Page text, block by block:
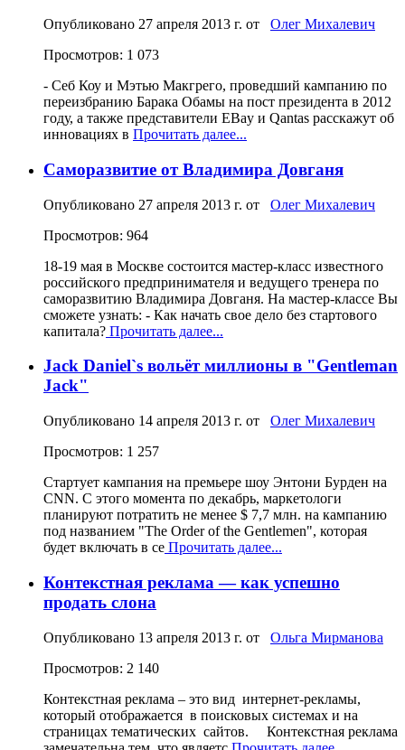
Опубликовано 27 апреля 2013 г. от Олег Михалевич
Просмотров: 1 073
- Себ Коу и Мэтью Макгрего, проведший кампанию по
переизбранию Барака Обамы на пост президента в 2012
году, а также представители EBay и Qantas расскажут об
инновациях в Прочитать далее...
Саморазвитие от Владимира Довганя
Опубликовано 27 апреля 2013 г. от Олег Михалевич
Просмотров: 964
18-19 мая в Москве состоится мастер-класс известного
российского предпринимателя и ведущего тренера по
саморазвитию Владимира Довганя. На мастер-классе Вы
сможете узнать: - Как начать свое дело без стартового
капитала? Прочитать далее...
Jack Daniel`s вольёт миллионы в "Gentleman
Jack"
Опубликовано 14 апреля 2013 г. от Олег Михалевич
Просмотров: 1 257
Стартует кампания на премьере шоу Энтони Бурден на
CNN. С этого момента по декабрь, маркетологи
планируют потратить не менее $ 7,7 млн. на кампанию
под названием "The Order of the Gentlemen", которая
будет включать в се Прочитать далее...
Контекстная реклама — как успешно
продать слона
Опубликовано 13 апреля 2013 г. от Ольга Мирманова
Просмотров: 2 140
Контекстная реклама – это вид интернет-рекламы,
который отображается в поисковых системах и на
страницах тематических сайтов. Контекстная реклама